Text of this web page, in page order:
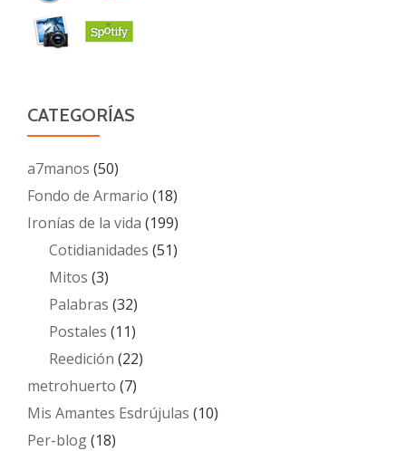
CATEGORÍAS
a7manos (50)
Fondo de Armario (18)
Ironías de la vida (199)
Cotidianidades (51)
Mitos (3)
Palabras (32)
Postales (11)
Reedición (22)
metrohuerto (7)
Mis Amantes Esdrújulas (10)
Per-blog(18)